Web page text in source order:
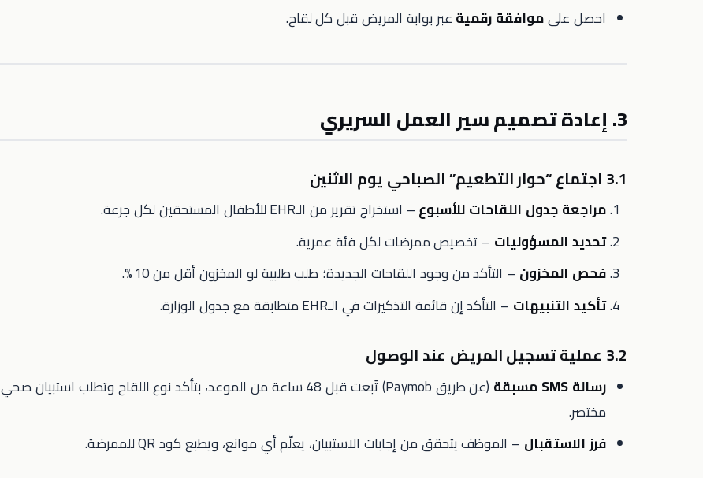
احصل علىموافقة رقميةعبر بوابة المريض قبل كل لقاح.
3. إعادة تصميم سير العمل السريري
3.1 اجتماع “حوار التطعيم” الصباحي يوم الاثنين
مراجعة جدول اللقاحات للأسبوع– استخراج تقرير من الـEHR للأطفال المستحقين لكل جرعة.
تحديد المسؤوليات – تخصيص ممرضات لكل فئة عمرية.
فحص المخزون – التأكد من وجود اللقاحات الجديدة؛ طلب طلبية لو المخزون أقل من 10 %.
تأكيد التنبيهات – التأكد إن قائمة التذكيرات في الـEHR متطابقة مع جدول الوزارة.
3.2 عملية تسجيل المريض عند الوصول
رسالة SMS مسبقة
(عن طريق Paymob) تُبعت قبل 48 ساعة من الموعد، بتأكد نوع اللقاح وتطلب استبيان صحي
مختصر.
فرز الاستقبال – الموظف يتحقق من إجابات الاستبيان، يعلّم أي موانع، ويطبع كود QR للممرضة.